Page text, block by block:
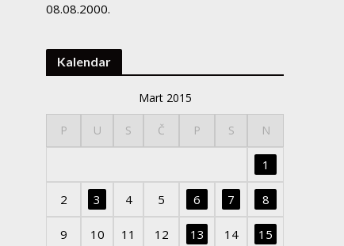
08.08.2000.
Kalendar
Mart 2015
P U S Č P S N
1
2 3 4 5 6 7 8
9 10 11 12 13 14 15